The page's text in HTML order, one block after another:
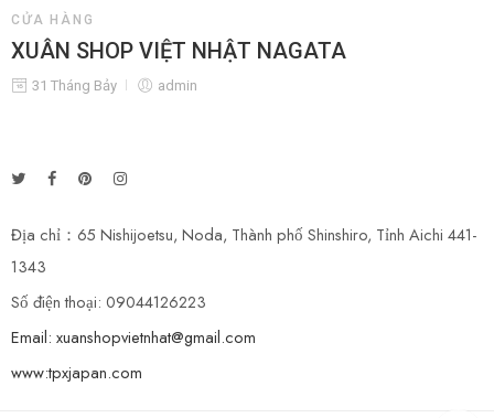
CỬA HÀNG
XUÂN SHOP VIỆT NHẬT NAGATA
31 Tháng Bảy admin
Địa chỉ：65 Nishijoetsu, Noda, Thành phố Shinshiro, Tỉnh Aichi 441-
1343
Số điện thoại: 09044126223
Email: xuanshopvietnhat@gmail.com
www:tpxjapan.com